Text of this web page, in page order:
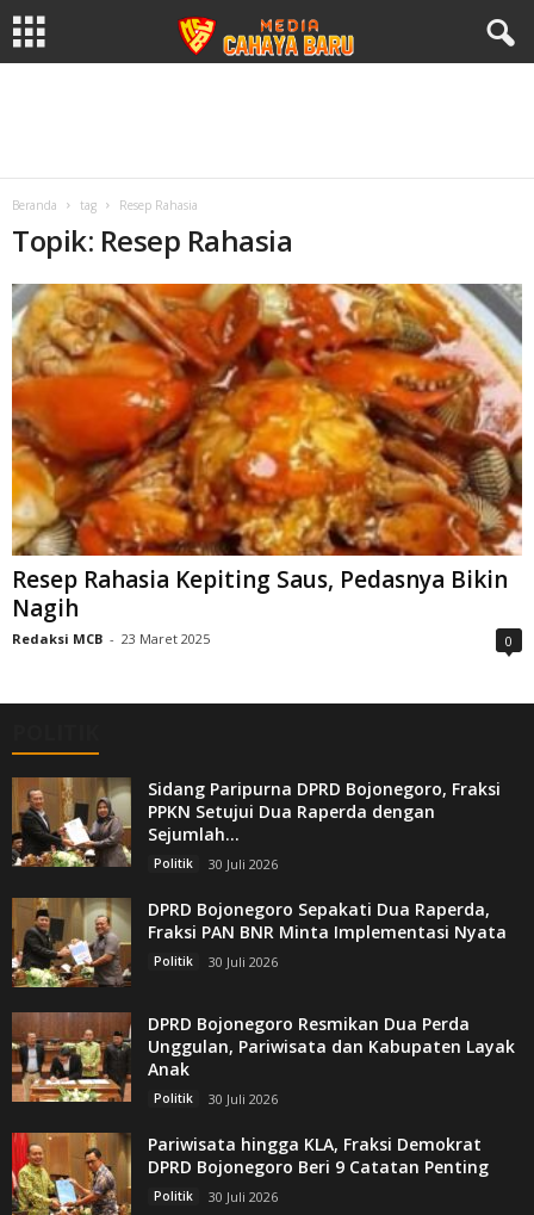
Beranda tag Resep Rahasia
Topik: Resep Rahasia
Resep Rahasia Kepiting Saus, Pedasnya Bikin
Nagih
Redaksi MCB - 23 Maret 2025 0
Sidang Paripurna DPRD Bojonegoro, Fraksi
PPKN Setujui Dua Raperda dengan
Sejumlah...
Politik 30 Juli 2026
DPRD Bojonegoro Sepakati Dua Raperda,
Fraksi PAN BNR Minta Implementasi Nyata
Politik 30 Juli 2026
DPRD Bojonegoro Resmikan Dua Perda
Unggulan, Pariwisata dan Kabupaten Layak
Anak
Politik 30 Juli 2026
Pariwisata hingga KLA, Fraksi Demokrat
DPRD Bojonegoro Beri 9 Catatan Penting
Politik 30 Juli 2026